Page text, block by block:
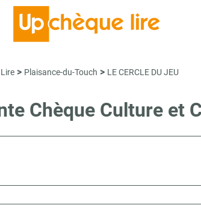
> Plaisance-du-Touch > LE CERCLE DU JEU
Chèque Culture et